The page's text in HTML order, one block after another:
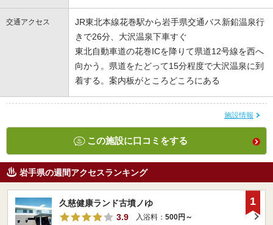
交通アクセス
JR東北本線花巻駅から岩手県交通バス新鉛温泉行
きで26分、大沢温泉下車すぐ
東北自動車道の花巻ICを降りて県道12号線を西へ
向かう。県道をたどって15分程度で大沢温泉に到
着する。案内板がところどころにある
施設情報
この施設に口コミをする
岩手県の週間アクセスランキング
久慈健康ランド古墳ノゆ
3.9
入浴料： 500円～
1